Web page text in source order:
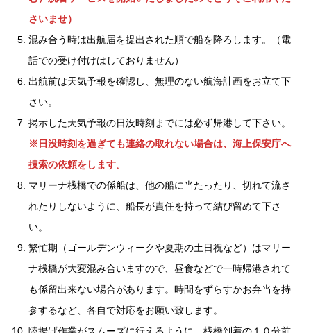
さいませ）
混み合う時は出航届を提出された順で船を降ろします。（電
話での受け付けはしておりません）
出航前は天気予報を確認し、無理のない航海計画をお立て下
さい。
掲示した天気予報の日没時刻までには必ず帰港して下さい。
※日没時刻を過ぎても連絡の取れない場合は、海上保安庁へ
捜索の依頼をします。
マリーナ桟橋での係船は、他の船に当たったり、切れて流さ
れたりしないように、船長が責任を持って結び留めて下さ
い。
繁忙期（ゴールデンウィークや夏期の土日祝など）はマリー
ナ桟橋が大変混み合いますので、昼食などで一時帰港されて
も係留出来ない場合があります。時間をずらすかお弁当を持
参するなど、各自で対応をお願い致します。